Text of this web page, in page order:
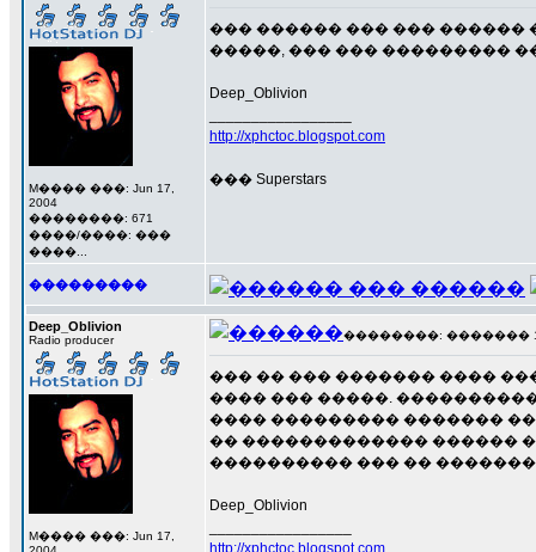
M���� ���: Jun 17,
2004
��������: 671
����/����: ���
����...
��� ������ ��� ��� ������
�����, ��� ��� ���������
Deep_Oblivion
http://xphctoc.blogspot.com
��� Superstars
���������
Deep_Oblivion
Radio producer
M���� ���: Jun 17,
��������: ������� 13
��� �� ��� ������� ����
���� ��� �����.
���� ��������� �������
�� ������������� ������
���������� ��� ��
Deep_Oblivion
http://xphctoc.blogspot.com